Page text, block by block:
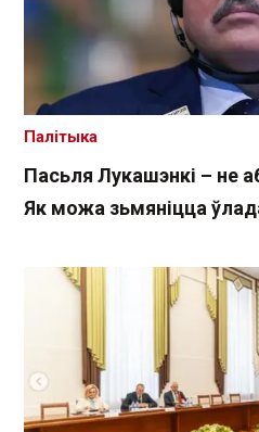
Пасьля Лукашэнкі – не
Як можа зьмяніцца
Палітыка